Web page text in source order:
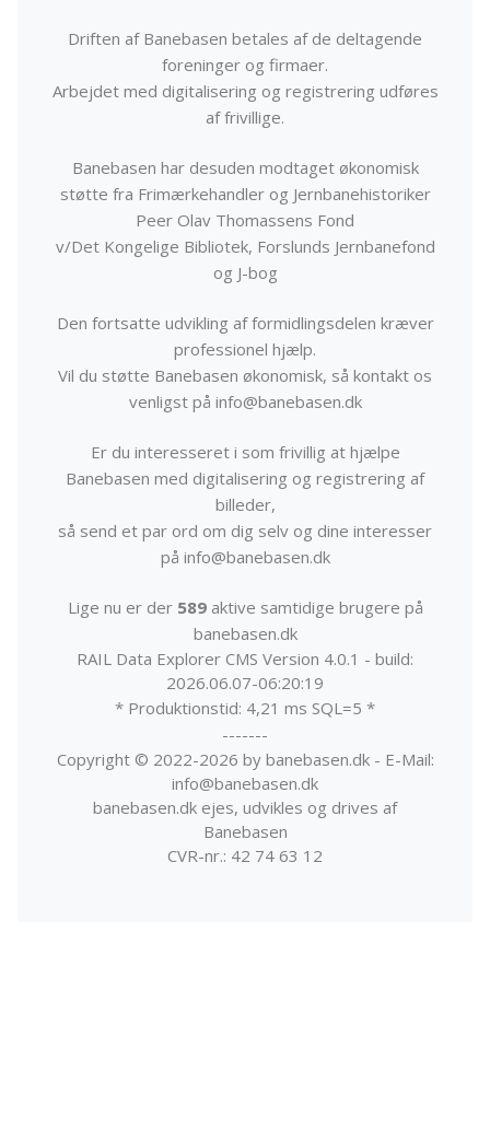
Driften af Banebasen betales af de deltagende
foreninger og firmaer.
Arbejdet med digitalisering og registrering udføres
af frivillige.
Banebasen har desuden modtaget økonomisk
støtte fra Frimærkehandler og Jernbanehistoriker
Peer Olav Thomassens Fond
v/Det Kongelige Bibliotek, Forslunds Jernbanefond
og J-bog
Den fortsatte udvikling af formidlingsdelen kræver
professionel hjælp.
Vil du støtte Banebasen økonomisk, så kontakt os
venligst på info@banebasen.dk
Er du interesseret i som frivillig at hjælpe
Banebasen med digitalisering og registrering af
billeder,
så send et par ord om dig selv og dine interesser
på info@banebasen.dk
Lige nu er der 589aktive samtidige brugere på
banebasen.dk
RAIL Data Explorer CMS Version 4.0.1 - build:
2026.06.07-06:20:19
* Produktionstid: 4,21 ms SQL=5 *
-------
Copyright © 2022-2026 by banebasen.dk - E-Mail:
info@banebasen.dk
banebasen.dk ejes, udvikles og drives af
Banebasen
CVR-nr.: 42 74 63 12